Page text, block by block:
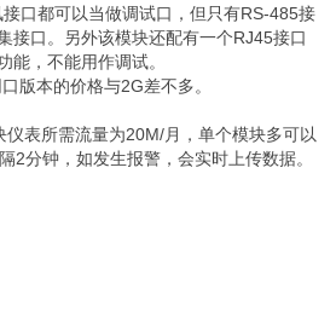
口都可以当做调试口，但只有RS-485接
接口。另外该模块还配有一个RJ45接口
能，不能用作调试。
本的价格与2G差不多。
表所需流量为20M/月，单个模块多可以
2分钟，如发生报警，会实时上传数据。